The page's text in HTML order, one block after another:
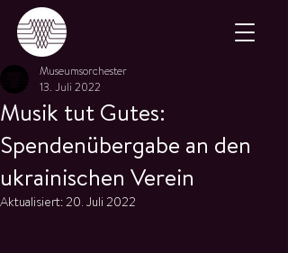
Musik tut Gutes:
Spendenübergabe an den
ukrainischen Verein
Museumsorchester
13. Juli 2022
Aktualisiert:20. Juli 2022